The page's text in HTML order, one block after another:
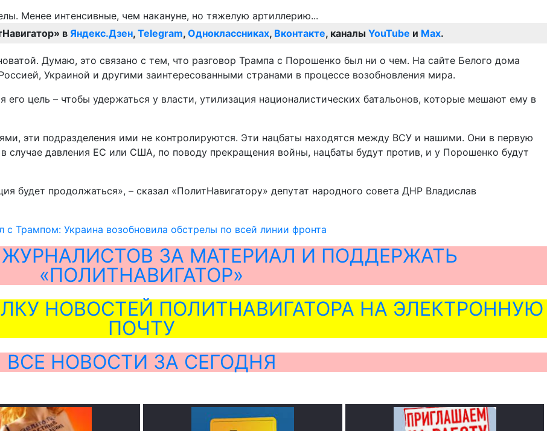
в Яндекс.Дзен, Telegram, Одноклассниках, Вконтакте, каналы YouTube и Max.
Думаю, это связано с тем, что разговор Трампа с Порошенко был ни о чем. На сайте Белого дома
Украиной и другими заинтересованными странами в процессе возобновления мира.
цель – чтобы удержаться у власти, утилизация националистических батальонов, которые мешают ему в
эти подразделения ими не контролируются. Эти нацбаты находятся между ВСУ и нашими. Они в первую
случае давления ЕС или США, по поводу прекращения войны, нацбаты будут против, и у Порошенко будут
будет продолжаться», – сказал «ПолитНавигатору» депутат народного совета ДНР Владислав
с Трампом: Украина возобновила обстрелы по всей линии фронта
ЗА МАТЕРИАЛ И ПОДДЕРЖАТЬ
«ПОЛИТНАВИГАТОР»
НОВОСТЕЙ ПОЛИТНАВИГАТОРА НА ЭЛЕКТРОННУЮ
ПОЧТУ
ВСЕ НОВОСТИ ЗА СЕГОДНЯ